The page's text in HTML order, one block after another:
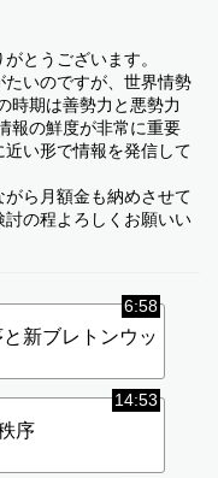
とうございます。
いのですが、世界情勢
時期は善勢力と悪勢力
報の鮮度が非常に重要
い形で情報を発信して
ら月額金も納めさせて
の程よろしくお願いい
6:58
新ブレトンウッ
14:53
序